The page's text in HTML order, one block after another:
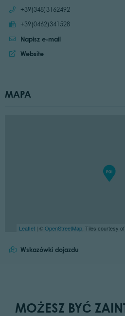
Call:
+39(348)3162492
Send fax:
+39(0462)341528
Napisz e-mail
Website:
Website
MAPA
Leaflet | ©OpenStreetMap , Tiles courtesy of
Wskazówki dojazdu
MOŻESZ BYĆ